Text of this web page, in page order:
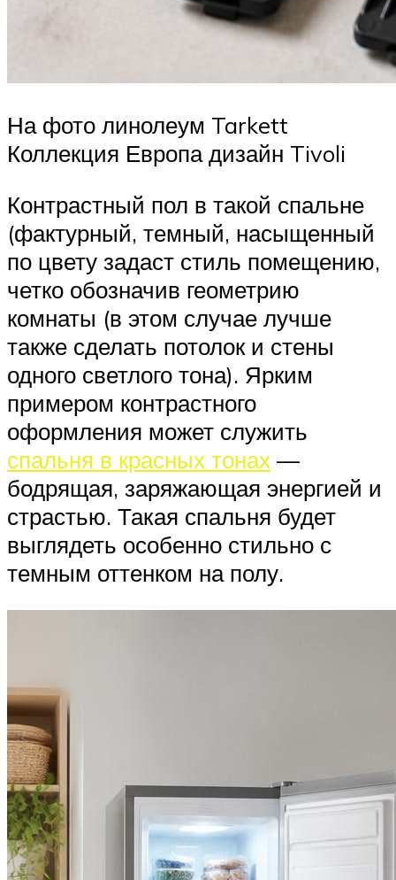
На фото линолеум Tarkett
Коллекция Европа дизайн Tivoli
Контрастный пол в такой спальне
(фактурный, темный, насыщенный
по цвету задаст стиль помещению,
четко обозначив геометрию
комнаты (в этом случае лучше
также сделать потолок и стены
одного светлого тона). Ярким
примером контрастного
оформления может служить
спальня в красных тонах —
бодрящая, заряжающая энергией и
страстью. Такая спальня будет
выглядеть особенно стильно с
темным оттенком на полу.